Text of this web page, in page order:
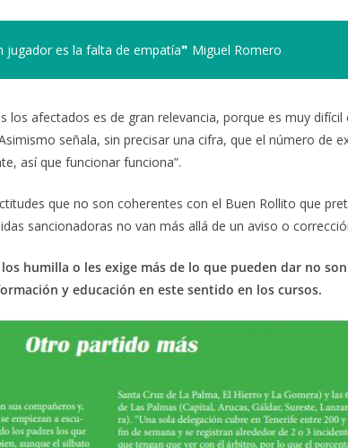
es la falta de empatía❞ Miguel Romero
los afectados es de gran relevancia, porque es muy
señala, sin precisar una cifra, que el número de
así que funcionar funciona”.
que no son coherentes con el Buen Rollito que
sancionadoras no van más allá de un aviso o
humilla o les exige más de lo que pueden dar no
y educación en este sentido en los cursos.